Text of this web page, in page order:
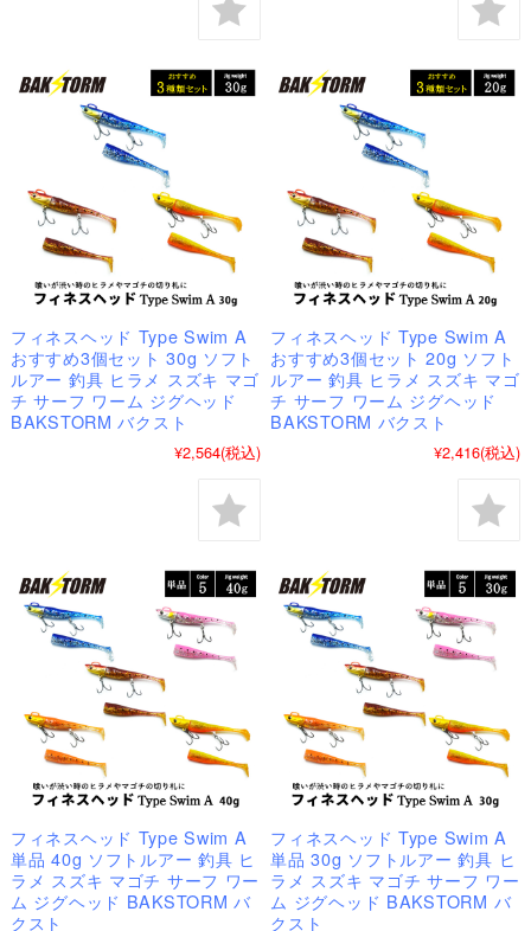
フィネスヘッド Type Swim A
おすすめ3個セット 30g ソフト
ルアー 釣具 ヒラメ スズキ マゴ
チ サーフ ワーム ジグヘッド
BAKSTORM バクスト
¥2,564(税込)
フィネスヘッド Type Swim A
おすすめ3個セット 20g ソフト
ルアー 釣具 ヒラメ スズキ マゴ
チ サーフ ワーム ジグヘッド
BAKSTORM バクスト
¥2,416(税込)
フィネスヘッド Type Swim A
単品 40g ソフトルアー 釣具 ヒ
ラメ スズキ マゴチ サーフ ワー
ム ジグヘッド BAKSTORM バ
クスト
フィネスヘッド Type Swim A
単品 30g ソフトルアー 釣具 ヒ
ラメ スズキ マゴチ サーフ ワー
ム ジグヘッド BAKSTORM バ
クスト